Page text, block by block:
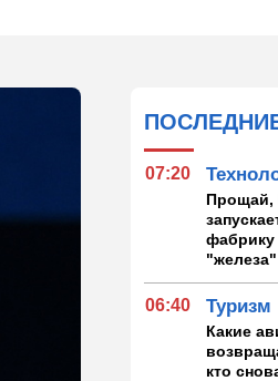
07:20
Прощай,
фабрику
"железа"
06:40 Туризм
Какие
кто